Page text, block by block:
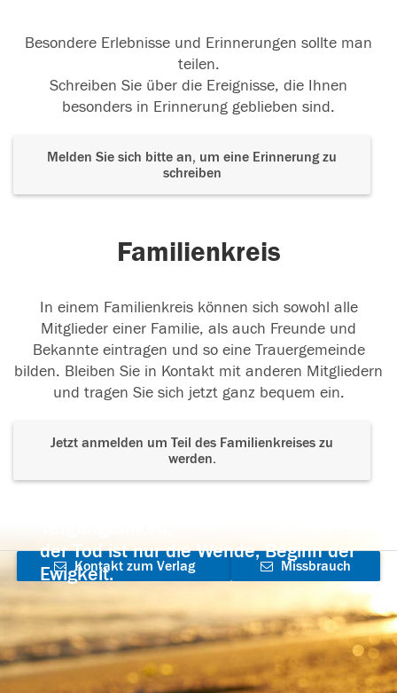
Besondere Erlebnisse und Erinnerungen sollte man
teilen.
Schreiben Sie über die Ereignisse, die Ihnen
besonders in Erinnerung geblieben sind.
Melden Sie sich bitte an, um eine Erinnerung zu
schreiben
Familienkreis
In einem Familienkreis können sich sowohl alle
Mitglieder einer Familie, als auch Freunde und
Bekannte eintragen und so eine Trauergemeinde
bilden. Bleiben Sie in Kontakt mit anderen Mitgliedern
und tragen Sie sich jetzt ganz bequem ein.
Jetzt anmelden um Teil des Familienkreises zu
werden.
der Tod ist nur die Wende, Beginn der
Ewigkeit.
Kontakt zum Verlag
aufnehmen
Missbrauch